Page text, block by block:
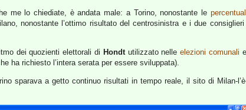
me lo chiediate, è andata male: a Torino, nonostante le
nonostante l’ottimo risultato del centrosinistra e i due
dei quozienti elettorali di Hondtutilizzato nelleelezioni comunali
ha richiesto l’intera serata per essere sviluppata).
sparava a getto continuo risultati in tempo reale, il sito di Milan-